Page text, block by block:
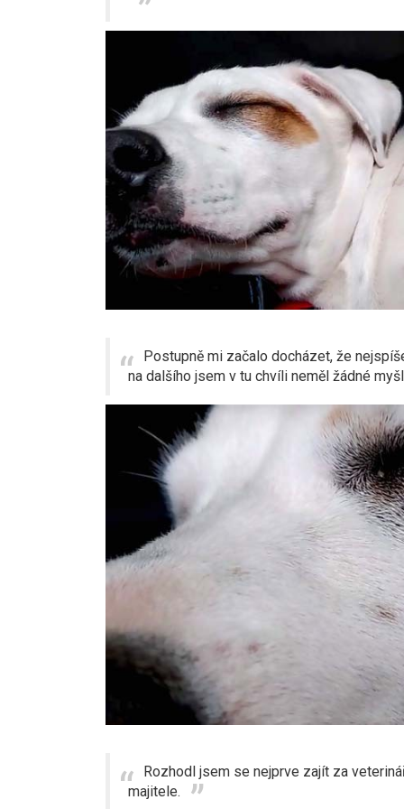
Postupně mi začalo docházet, že
na dalšího jsem v tu chvíli neměl žádné
Rozhodl jsem se nejprve zajít za
majitele.